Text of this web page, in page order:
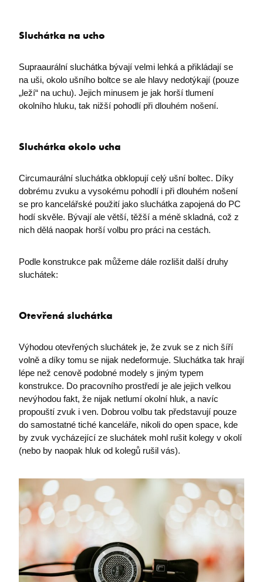
Sluchátka na ucho
Supraaurální sluchátka bývají velmi lehká a přikládají se
na uši, okolo ušního boltce se ale hlavy nedotýkají (pouze
„leží“ na uchu). Jejich minusem je jak horší tlumení
okolního hluku, tak nižší pohodlí při dlouhém nošení.
Sluchátka okolo ucha
Circumaurální sluchátka obklopují celý ušní boltec. Díky
dobrému zvuku a vysokému pohodlí i při dlouhém nošení
se pro kancelářské použití jako sluchátka zapojená do PC
hodí skvěle. Bývají ale větší, těžší a méně skladná, což z
nich dělá naopak horší volbu pro práci na cestách.
Podle konstrukce pak můžeme dále rozlišit další druhy
sluchátek:
Otevřená sluchátka
Výhodou otevřených sluchátek je, že zvuk se z nich šíří
volně a díky tomu se nijak nedeformuje. Sluchátka tak hrají
lépe než cenově podobné modely s jiným typem
konstrukce. Do pracovního prostředí je ale jejich velkou
nevýhodou fakt, že nijak netlumí okolní hluk, a navíc
propouští zvuk i ven. Dobrou volbu tak představují pouze
do samostatné tiché kanceláře, nikoli do open space, kde
by zvuk vycházející ze sluchátek mohl rušit kolegy v okolí
(nebo by naopak hluk od kolegů rušil vás).